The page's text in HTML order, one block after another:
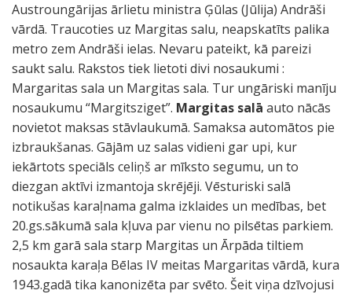
Austroungārijas ārlietu ministra Ģūlas (Jūlija) Andrāši
vārdā. Traucoties uz Margitas salu, neapskatīts palika
metro zem Andrāši ielas. Nevaru pateikt, kā pareizi
saukt salu. Rakstos tiek lietoti divi nosaukumi :
Margaritas sala un Margitas sala. Tur ungāriski manīju
nosaukumu “Margitsziget”. Margitas salā auto nācās
novietot maksas stāvlaukumā. Samaksa automātos pie
izbraukšanas. Gājām uz salas vidieni gar upi, kur
iekārtots speciāls celiņš ar mīksto segumu, un to
diezgan aktīvi izmantoja skrējēji. Vēsturiski salā
notikušas karaļnama galma izklaides un medības, bet
20.gs.sākumā sala kļuva par vienu no pilsētas parkiem.
2,5 km garā sala starp Margitas un Ārpāda tiltiem
nosaukta karaļa Bēlas IV meitas Margaritas vārdā, kura
1943.gadā tika kanonizēta par svēto. Šeit viņa dzīvojusi